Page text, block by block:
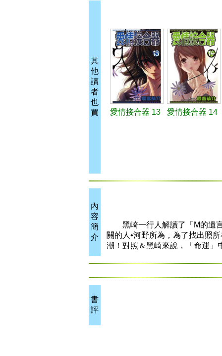
其
他
讀
者
也
買
愛情接合器 13 愛情接合器 14
內
容
簡
介
黑崎一行人解讀了「M的遺言
關的人•河野所為，為了找出照
潮！對照＆黑崎來說，「命運
書
評